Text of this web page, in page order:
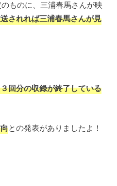
ものに、三浦春馬さんが映
されれば三浦春馬さんが見
回分の収録が終了している
との発表がありましたよ！